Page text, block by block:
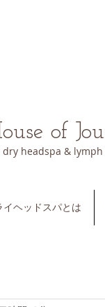
of
dry headspa & lymph
イヘッドスパとは